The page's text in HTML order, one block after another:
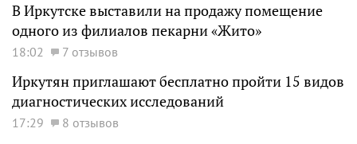
В Иркутске выставили на продажу помещение
одного из филиалов пекарни «Жито»
18:02 7 отзывов
Иркутян приглашают бесплатно пройти 15 видов
диагностических исследований
17:29
8 отзывов